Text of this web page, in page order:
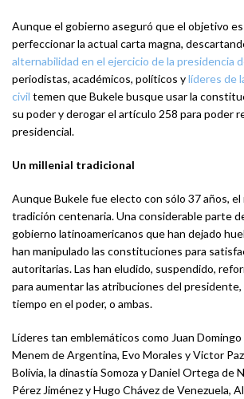
Aunque el gobierno aseguró que el objetivo
perfeccionar la actual carta magna,
alternabilidad en el ejercicio de la presidencia
periodistas, académicos, políticos ylíderes de
civil temen que Bukele busque usar la
su poder y derogar el artículo 258 para poder
presidencial.
Un millenial tradicional
Aunque Bukele fue electo con sólo 37 años, el
tradición centenaria. Una considerable parte
gobierno latinoamericanos que han dejado
han manipulado las constituciones para
autoritarias. Las han eludido, suspendido,
para aumentar las atribuciones del presidente,
tiempo en el poder, o ambas.
Líderes tan emblemáticos como Juan
Menem de Argentina, Evo Morales y Victor
Bolivia, la dinastía Somoza y Daniel Ortega de
Pérez Jiménez y Hugo Chávez de Venezuela,